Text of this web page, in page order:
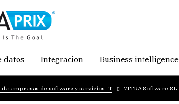
datos Integracion Business intelligence
empresas de software y servicios IT VITRA Software SL